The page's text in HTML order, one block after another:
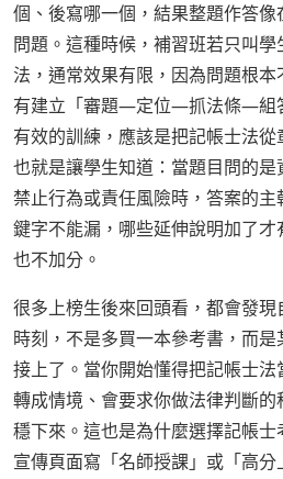
個、後寫哪一個，結果整題作答
問題。這種時候，補習班若只叫
法，通常效果有限，因為問題根
有建立「審題—定位—抓法條—組
有效的訓練，應該是把記帳士法從
也就是讓學生知道：當題目問的是
禁止行為或責任風險時，答案的
鍵字不能漏，哪些延伸說明加了
也不加分。
很多上榜生後來回頭看，都會發
時刻，不是多買一本參考書，而
接上了。當你開始懂得把記帳士
轉成情境、會要求你做法律判斷
穩下來。這也是為什麼選擇記帳
宣傳頁面寫「名師授課」或「高